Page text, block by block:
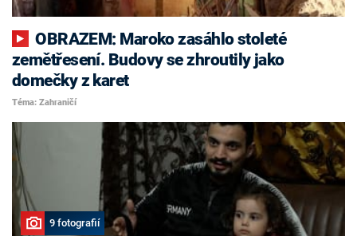
OBRAZEM: Maroko zasáhlo stoleté
zemětřesení. Budovy se zhroutily jako
domečky z karet
Téma: Zahraničí
9 fotografií